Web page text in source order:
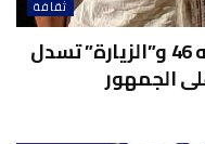
ثقافة
مهرجان باجة الدولي يختتم دورته 46 و”الزيارة” تسدل
الجمهور